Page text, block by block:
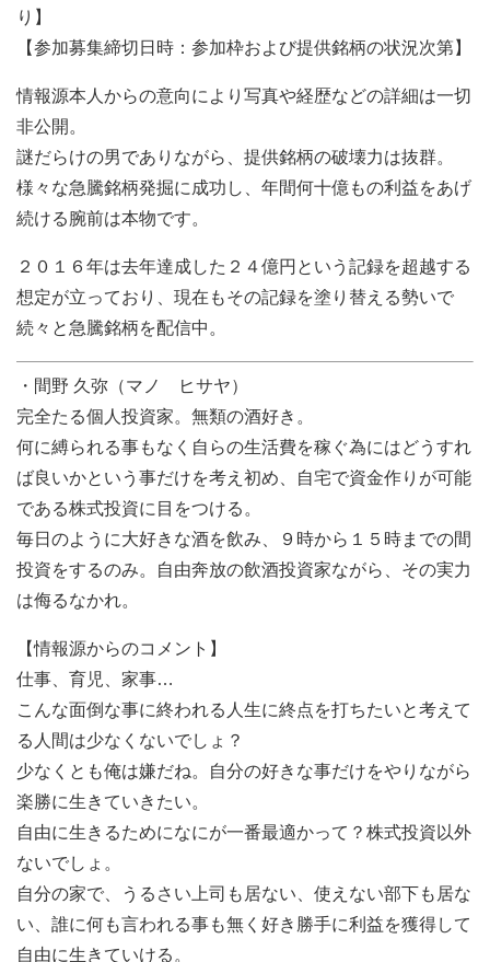
り】
【参加募集締切日時：参加枠および提供銘柄の状況次第】
情報源本人からの意向により写真や経歴などの詳細は一切
非公開。
謎だらけの男でありながら、提供銘柄の破壊力は抜群。
様々な急騰銘柄発掘に成功し、年間何十億もの利益をあげ
続ける腕前は本物です。
２０１６年は去年達成した２４億円という記録を超越する
想定が立っており、現在もその記録を塗り替える勢いで
続々と急騰銘柄を配信中。
・間野 久弥（マノ ヒサヤ）
完全たる個人投資家。無類の酒好き。
何に縛られる事もなく自らの生活費を稼ぐ為にはどうすれ
ば良いかという事だけを考え初め、自宅で資金作りが可能
である株式投資に目をつける。
毎日のように大好きな酒を飲み、９時から１５時までの間
投資をするのみ。自由奔放の飲酒投資家ながら、その実力
は侮るなかれ。
【情報源からのコメント】
仕事、育児、家事…
こんな面倒な事に終われる人生に終点を打ちたいと考えて
る人間は少なくないでしょ？
少なくとも俺は嫌だね。自分の好きな事だけをやりながら
楽勝に生きていきたい。
自由に生きるためになにが一番最適かって？株式投資以外
ないでしょ。
自分の家で、うるさい上司も居ない、使えない部下も居な
い、誰に何も言われる事も無く好き勝手に利益を獲得して
自由に生きていける。